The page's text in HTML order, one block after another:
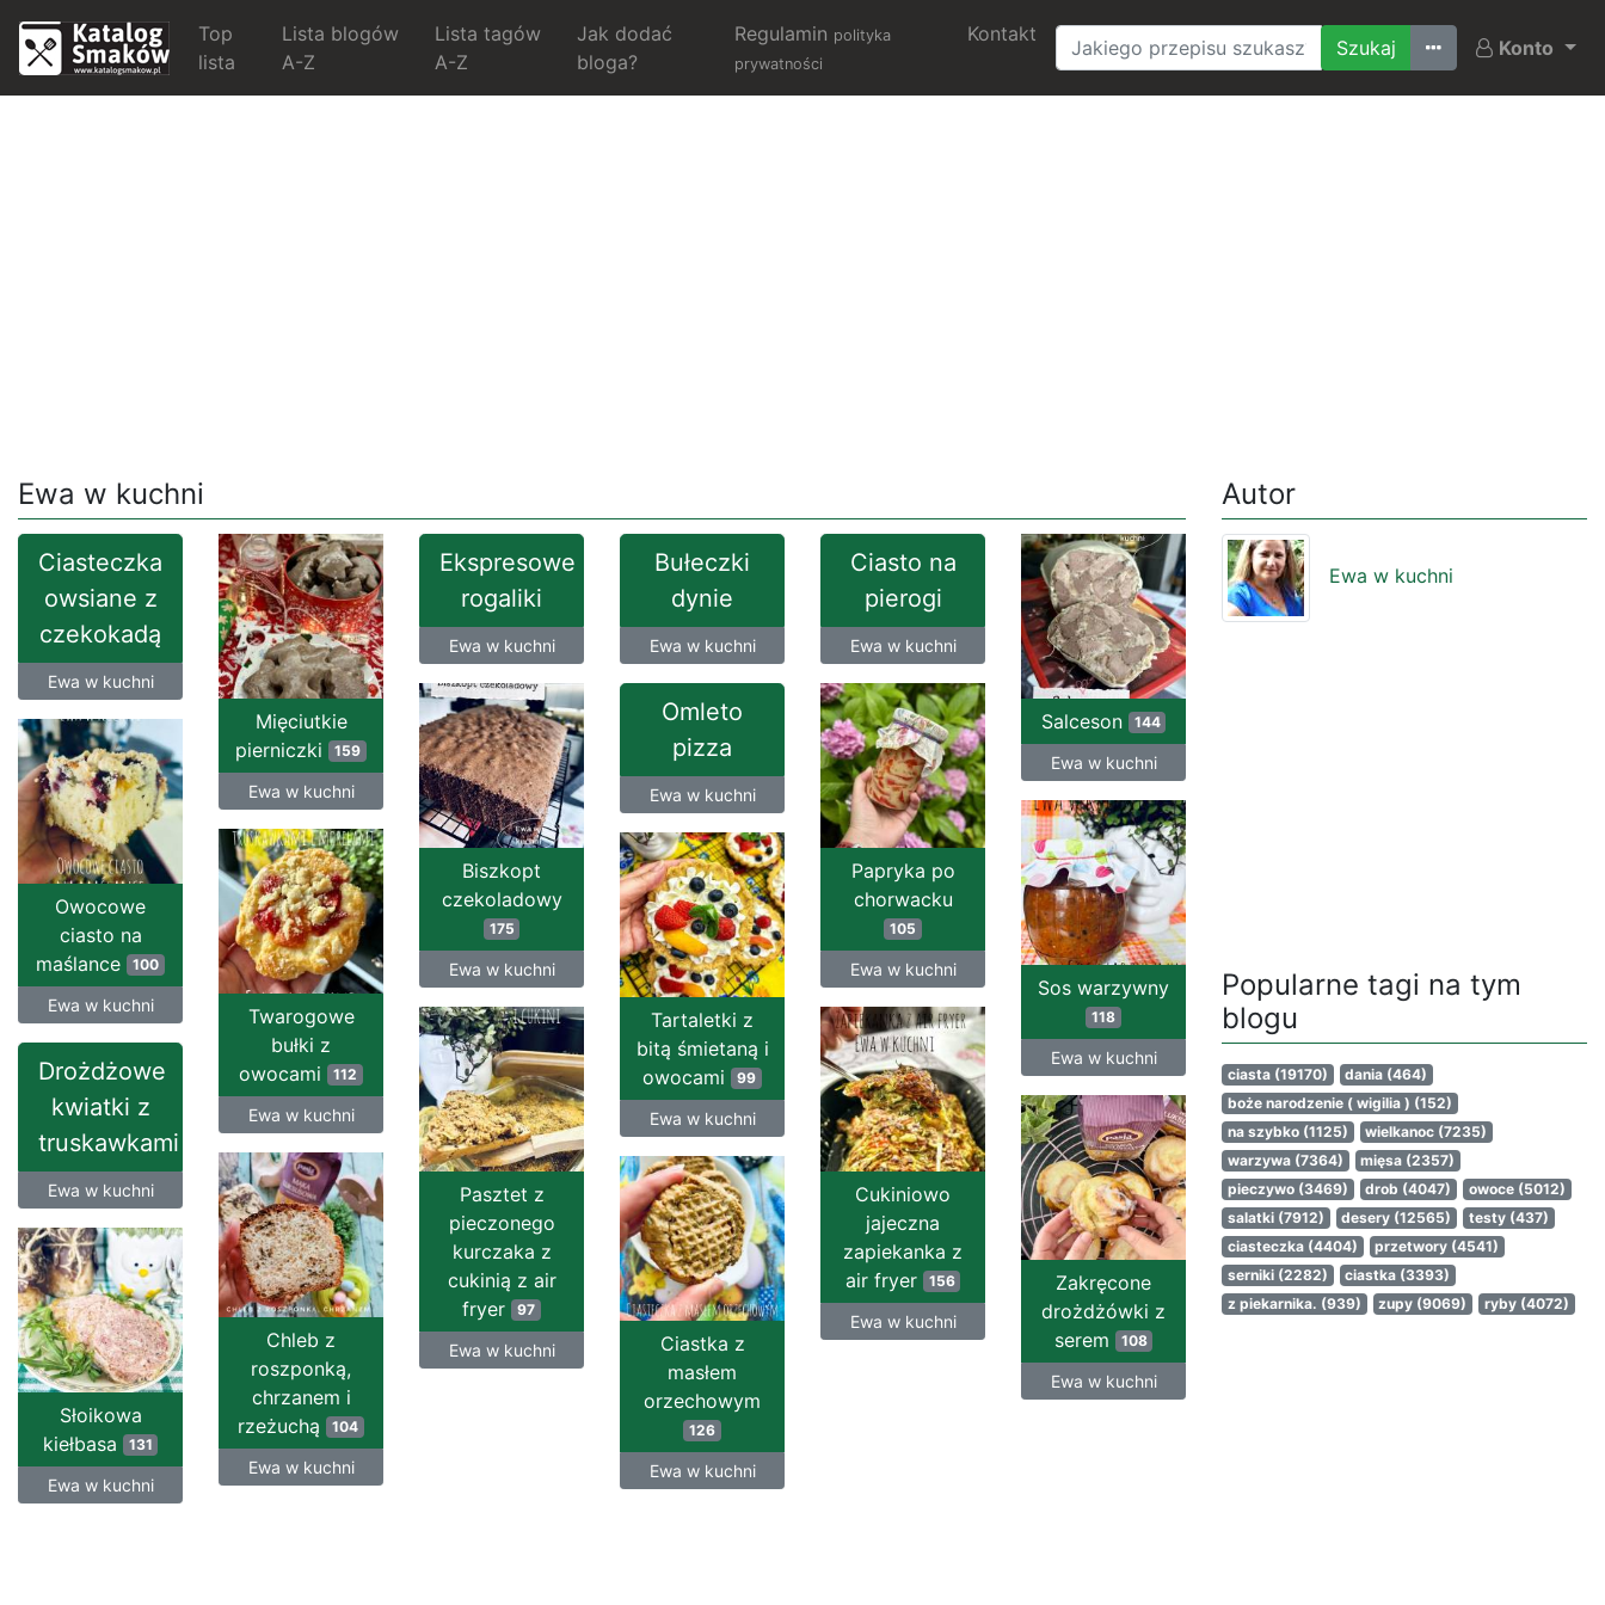
Top
lista
Lista blogów
A-Z
Lista tagów
A-Z
Jak dodać
bloga?
Regulamin polityka
prywatności
Kontakt
Ostatnio szukane
Konto
Ewa w kuchni
Ciasteczka
owsiane z
czekokadą
Ewa w kuchni
Mięciutkie
pierniczki 159
Ewa w kuchni
Ekspresowe
rogaliki
Ewa w kuchni
Bułeczki
dynie
Ewa w kuchni
Ciasto na
pierogi
Ewa w kuchni
Salceson 144
Ewa w kuchni
Biszkopt
czekoladowy
175
Ewa w kuchni
Omleto
pizza
Ewa w kuchni
Papryka po
chorwacku
105
Ewa w kuchni
Owocowe
ciasto na
maślance 100
Ewa w kuchni
Sos warzywny
118
Ewa w kuchni
Twarogowe
bułki z
owocami 112
Ewa w kuchni
Tartaletki z
bitą śmietaną i
owocami 99
Ewa w kuchni
Pasztet z
pieczonego
kurczaka z
cukinią z air
fryer 97
Ewa w kuchni
Cukiniowo
jajeczna
zapiekanka z
air fryer
156
Ewa w kuchni
Drożdżowe
kwiatki z
truskawkami
Ewa w kuchni
Zakręcone
drożdżówki z
serem
108
Ewa w kuchni
Chleb z
roszponką,
chrzanem i
rzeżuchą 104
Ewa w kuchni
Ciastka z
masłem
orzechowym
126
Ewa w kuchni
Słoikowa
kiełbasa
131
Ewa w kuchni
Autor
Ewa w kuchni
Popularne tagi na tym
blogu
ciasta (19170) dania (464)
boże narodzenie ( wigilia ) (152)
na szybko (1125) wielkanoc (7235)
warzywa (7364) mięsa (2357)
pieczywo (3469) drob (4047) owoce (5012)
salatki (7912) desery (12565) testy (437)
ciasteczka (4404) przetwory (4541)
serniki (2282) ciastka (3393)
z piekarnika. (939) zupy (9069) ryby (4072)